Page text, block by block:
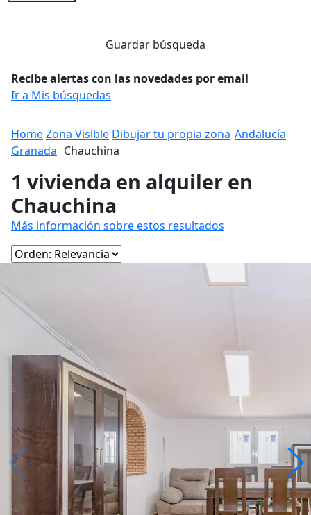
Guardar búsqueda
Recibe alertas con las novedades por email
Ir a Mis búsquedas
HomeZona Vislble Dibujar tu propia zona Andalucía
Granada Chauchina
1 vivienda en alquiler en
Chauchina
Más información sobre estos resultados